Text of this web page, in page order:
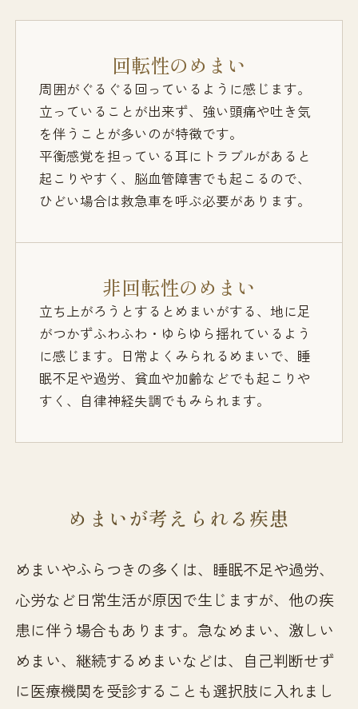
回転性のめまい
周囲がぐるぐる回っているように感じます。
立っていることが出来ず、強い頭痛や吐き気
を伴うことが多いのが特徴です。
平衡感覚を担っている耳にトラブルがあると
起こりやすく、脳血管障害でも起こるので、
ひどい場合は救急車を呼ぶ必要があります。
非回転性のめまい
立ち上がろうとするとめまいがする、地に足
がつかずふわふわ・ゆらゆら揺れているよう
に感じます。日常よくみられるめまいで、睡
眠不足や過労、貧血や加齢などでも起こりや
すく、自律神経失調でもみられます。
めまいが考えられる疾患
めまいやふらつきの多くは、睡眠不足や過労、
心労など日常生活が原因で生じますが、他の疾
患に伴う場合もあります。急なめまい、激しい
めまい、継続するめまいなどは、自己判断せず
に医療機関を受診することも選択肢に入れまし